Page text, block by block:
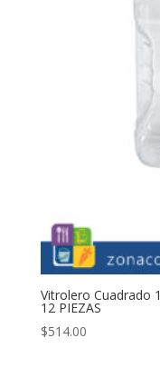
Vitrolero Cuadrado
12 PIEZAS
$514.00